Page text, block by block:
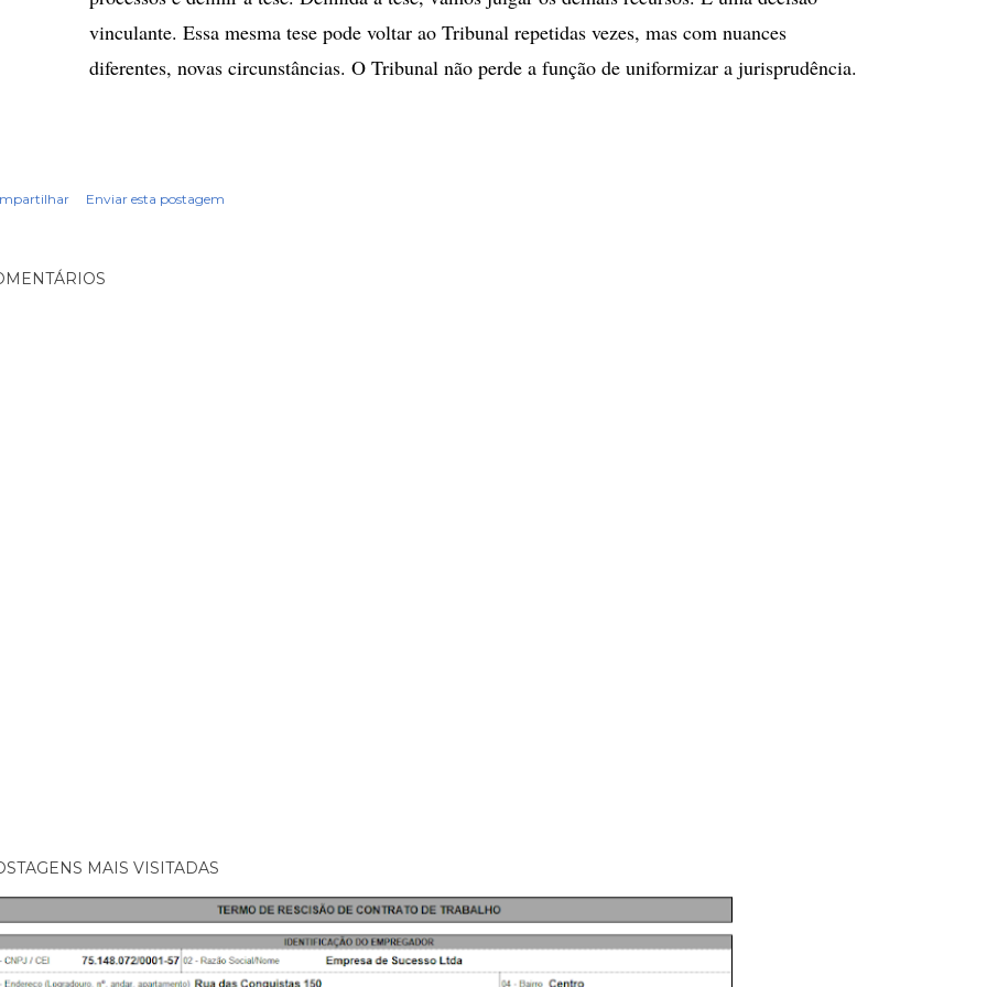
vinculante. Essa mesma tese pode voltar ao Tribunal repetidas vezes, mas com nuances
diferentes, novas circunstâncias. O Tribunal não perde a função de uniformizar a jurisprudência.
Enviar esta postagem
MAIS VISITADAS